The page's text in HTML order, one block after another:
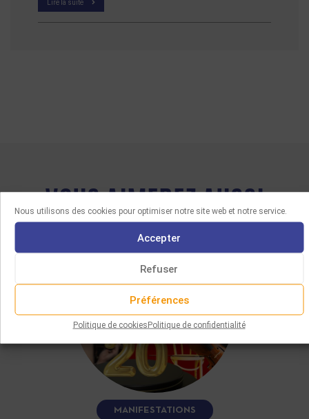
Nous utilisons des cookies pour optimiser notre site web et notre service.
Accepter
Refuser
Préférences
Politique de cookiesPolitique de confidentialité
Lire la suite
VOUS AIMEREZ AUSSI
MANIFESTATIONS